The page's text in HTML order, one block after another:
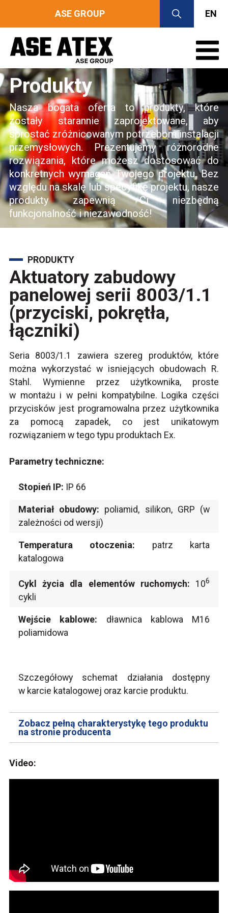
ASE GROUP EN
Produkty
Nasza bogata oferta to produkty, które
zostały starannie zaprojektowane, aby
sprostać zróżnicowanym potrzebom instalacji
przemysłowych. Prezentujemy różnorodne
rozwiązania, które możesz dostosować do
konkretnych wymagań Twojego projektu. Bez
względu na skalę lub specyfikę projektu, nasze
produkty zapewnią Ci niezbędną
funkcjonalność i niezawodność!
PRODUKTY
Aktuatory zabudowy
panelowej serii 8003/1.1
(przyciski, pokrętła,
łączniki)
Seria 8003/1.1 zawiera szereg produktów, które
można wykorzystać w isniejących obudowach R.
Stahl. Wymienne przez użytkownika, proste
w montażu i w pełni kompatybilne. Logika części
przycisków jest programowalna przez użytkownika
za pomocą zapadek, co jest unikatowym
rozwiązaniem w tego typu produktach Ex.
Parametry techniczne:
Stopień IP: IP 66
Materiał obudowy: poliamid, silikon, GRP (w
zależności od wersji)
Temperatura otoczenia: patrz karta
katalogowa
Cykl życia dla elementów ruchomych: 106
cykli
Wejście kablowe: dławnica kablowa M16
poliamidowa
Szczegółowy schemat działania dostępny
w karcie katalogowej oraz karcie produktu.
Zobacz pełną charakterystykę tego produktu
na stronie producenta
Video: